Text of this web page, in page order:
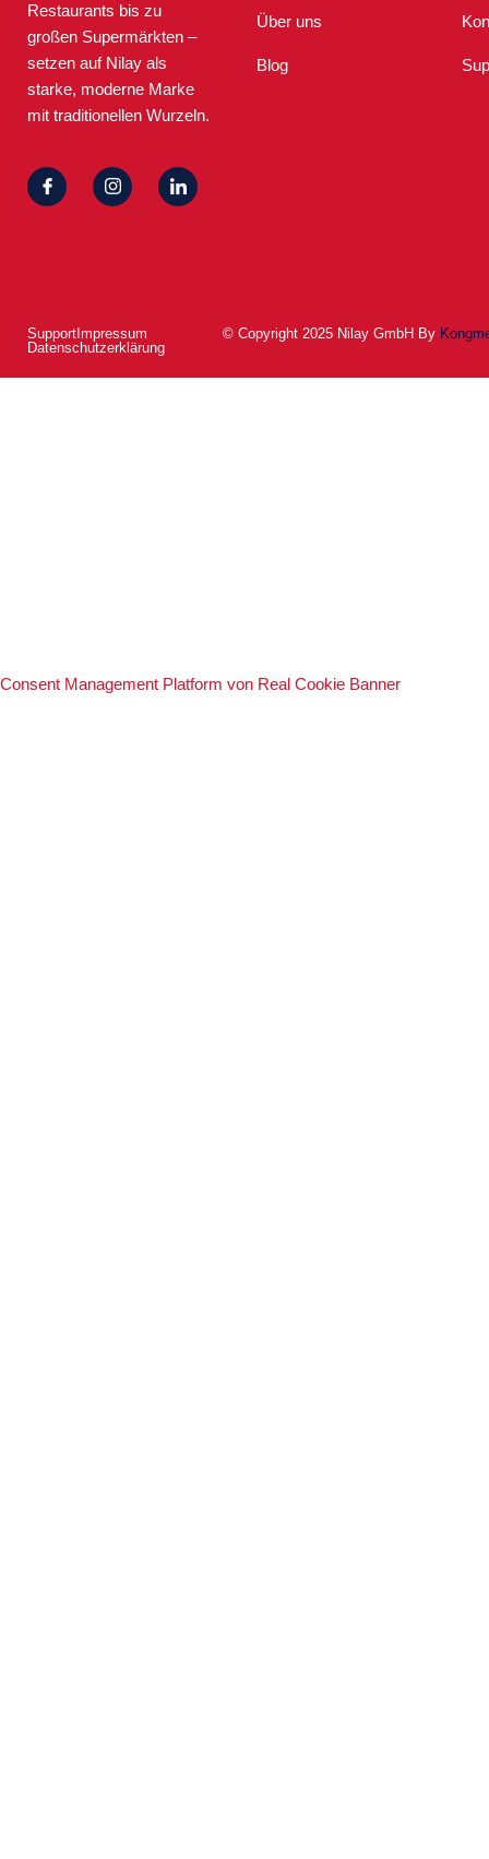
Restaurants bis zu
großen Supermärkten –
setzen auf Nilay als
starke, moderne Marke
mit traditionellen Wurzeln.
Über uns
Blog
SupportImpressum
Datenschutzerklärung
© Copyright 2025 Nilay GmbH By
Consent Management Platform von Real Cookie Banner